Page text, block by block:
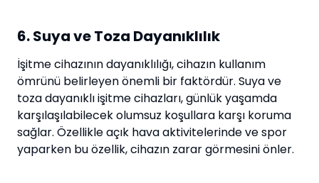
6. Suya ve Toza Dayanıklılık
İşitme cihazının dayanıklılığı, cihazın kullanım
ömrünü belirleyen önemli bir faktördür. Suya ve
toza dayanıklı işitme cihazları, günlük yaşamda
karşılaşılabilecek olumsuz koşullara karşı koruma
sağlar. Özellikle açık hava aktivitelerinde ve spor
yaparken bu özellik, cihazın zarar görmesini önler.